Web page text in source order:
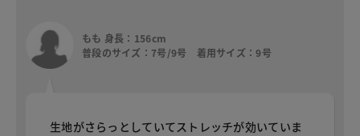
もも 身長：156cm
普段のサイズ：7号/9号 着用サイズ：9号
生地がさらっとしていてストレッチが効いていま